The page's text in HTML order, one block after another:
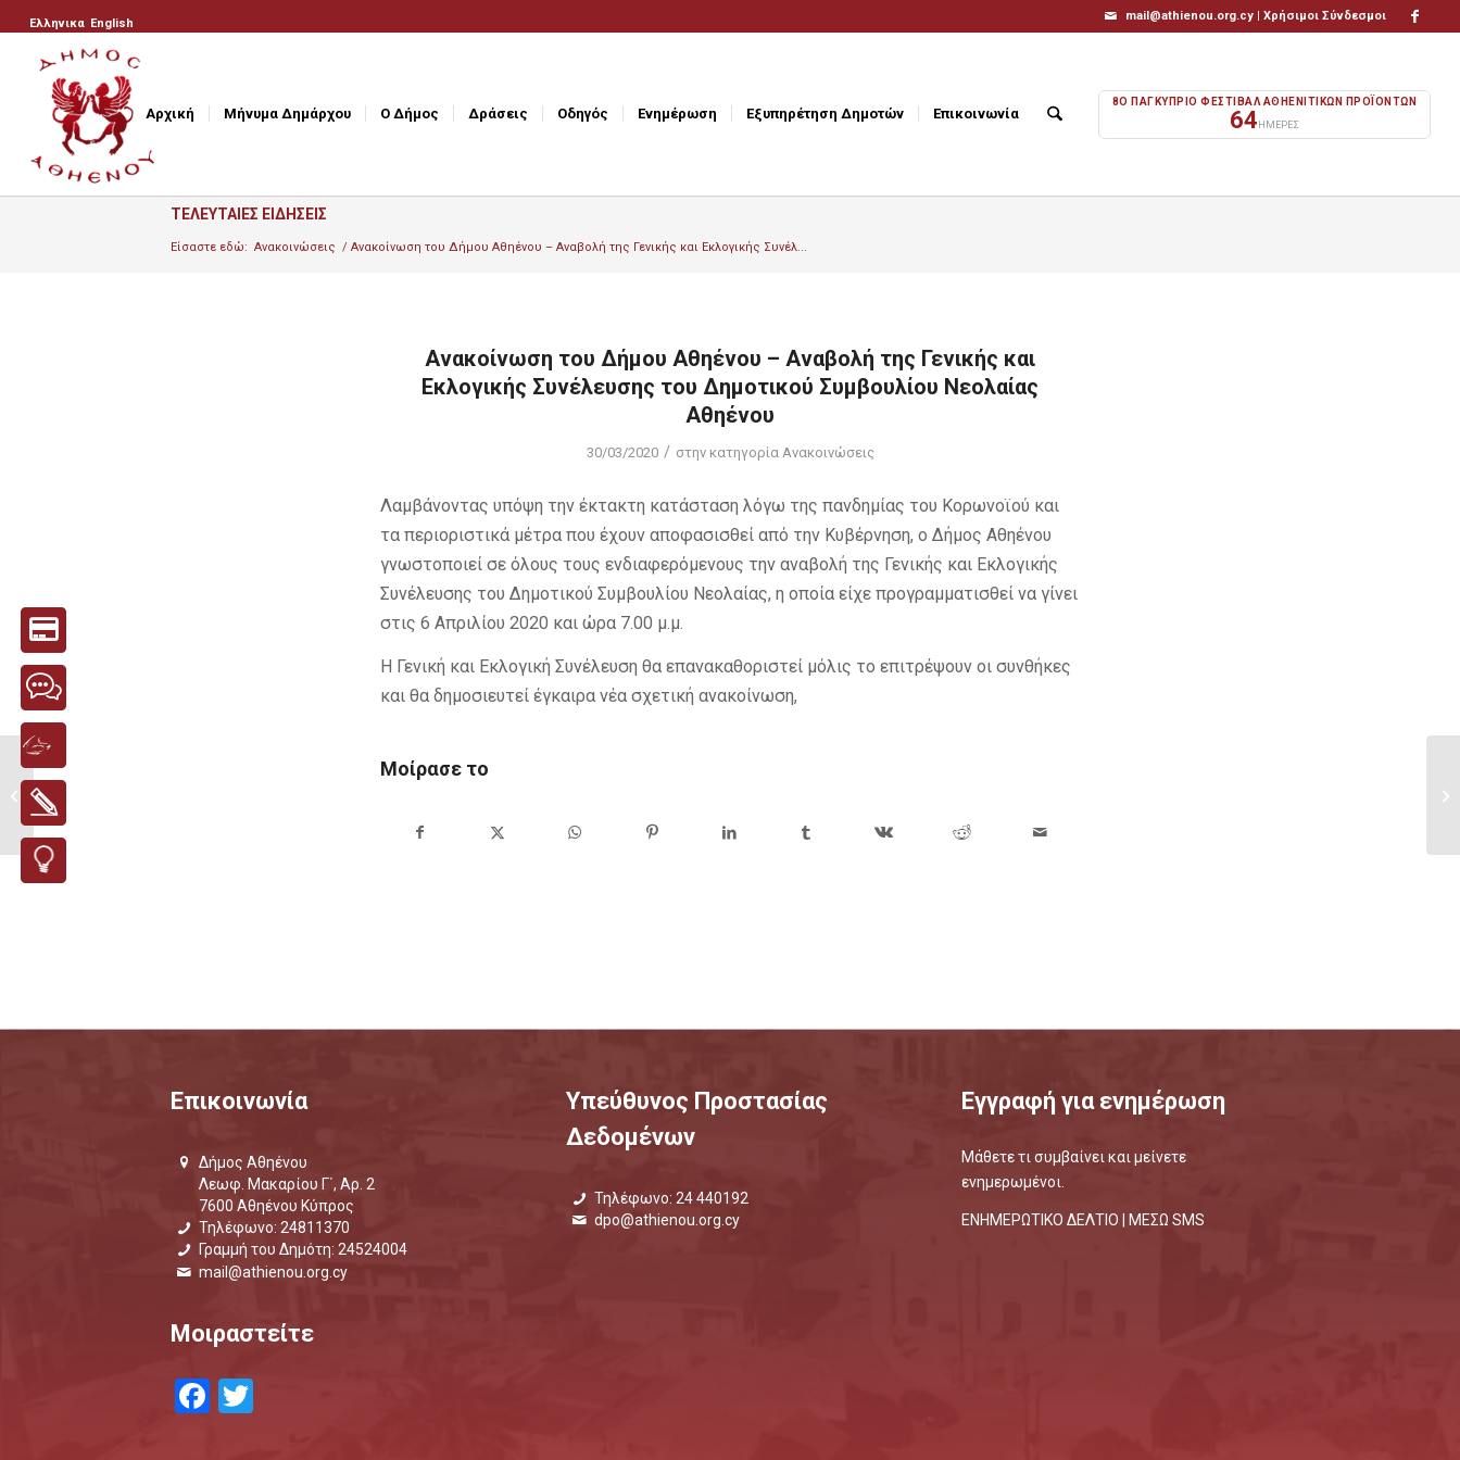
Ελληνικα English
mail@athienou.org.cy |Χρήσιμοι Σύνδεσμοι
Αρχική Μήνυμα Δημάρχου Ο Δήμος Δράσεις Οδηγός Ενημέρωση Εξυπηρέτηση Δημοτών Επικοινωνία
8Ο ΠΑΓΚΥΠΡΙΟ ΦΕΣΤΙΒΑΛ ΑΘΗΕΝΙΤΙΚΩΝ ΠΡΟΪΟΝΤΩΝ
64 ΗΜΕΡΕΣ
ΤΕΛΕΥΤΑΙΕΣ ΕΙΔΗΣΕΙΣ
Είσαστε εδώ: Ανακοινώσεις / Ανακοίνωση του Δήμου Αθηένου – Αναβολή της Γενικής και Εκλογικής Συνέλ...
Ανακοίνωση του Δήμου Αθηένου – Αναβολή της Γενικής και
Εκλογικής Συνέλευσης του Δημοτικού Συμβουλίου Νεολαίας
Αθηένου
30/03/2020 / στην κατηγορία Ανακοινώσεις
Λαμβάνοντας υπόψη την έκτακτη κατάσταση λόγω της πανδημίας του Κορωνοϊού και
τα περιοριστικά μέτρα που έχουν αποφασισθεί από την Κυβέρνηση, ο Δήμος Αθηένου
γνωστοποιεί σε όλους τους ενδιαφερόμενους την αναβολή της Γενικής και Εκλογικής
Συνέλευσης του Δημοτικού Συμβουλίου Νεολαίας, η οποία είχε προγραμματισθεί να γίνει
στις 6 Απριλίου 2020 και ώρα 7.00 μ.μ.
Η Γενική και Εκλογική Συνέλευση θα επανακαθοριστεί μόλις το επιτρέψουν οι συνθήκες
και θα δημοσιευτεί έγκαιρα νέα σχετική ανακοίνωση,
Μοίρασε το
Επικοινωνία
Δήμος Αθηένου
Λεωφ. Μακαρίου Γ΄, Αρ. 2
7600 Αθηένου Κύπρος
Τηλέφωνο: 24811370
Γραμμή του Δημότη: 24524004
mail@athienou.org.cy
Μοιραστείτε
Facebook
Υπεύθυνος Προστασίας
Δεδομένων
Τηλέφωνο: 24 440192
dpo@athienou.org.cy
Εγγραφή για ενημέρωση
Μάθετε τι συμβαίνει και μείνετε
ενημερωμένοι.
ΕΝΗΜΕΡΩΤΙΚΟ ΔΕΛΤΙΟ | ΜΕΣΩ SMS
ΔΩΡΕΑ ΑΛΕΥΡΙΟΥ ΑΠΟ
ΤΑ ΑΡΤΟΠΟΙΙΑ ΣΕΡΓΙΟΥ
ΓΙΑ...